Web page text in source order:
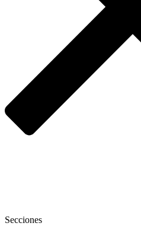
Secciones